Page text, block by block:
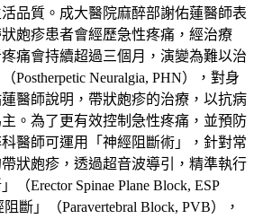
品質。成大醫院麻醉部謝佑蓮醫師表
皰疹患者會經歷急性疼痛，經治療
痛會持續超過三個月，演變為難以治
Postherpetic Neuralgia, PHN），對身
醫師說明，帶狀皰疹的治療，以抗病
。為了更有效控制急性疼痛，並預防
醫師可運用「神經阻斷術」，針對常
狀皰疹，透過超音波導引，精準執行
（Erector Spinae Plane Block, ESP
斷」（Paravertebral Block, PVB），